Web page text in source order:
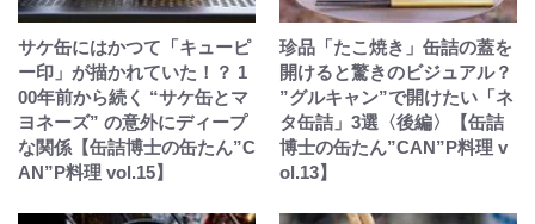
サケ缶にはかつて「キューピ
ー印」が描かれていた！？ 1
00年前から続く “サケ缶とマ
ヨネーズ” の意外にディープ
な関係【缶詰博士の缶たん”C
AN”P料理 vol.15】
珍品「たこ焼き」缶詰の蓋を
開けると驚きのビジュアル？
”グルキャン”で開けたい「ネ
タ缶詰」3選〈後編〉【缶詰
博士の缶たん”CAN”P料理 v
ol.13】